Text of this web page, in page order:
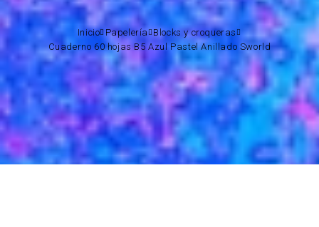
Inicio Papelería
Blocks y croqueras
Cuaderno 60 hojas B5 Azul Pastel Anillado Sworld